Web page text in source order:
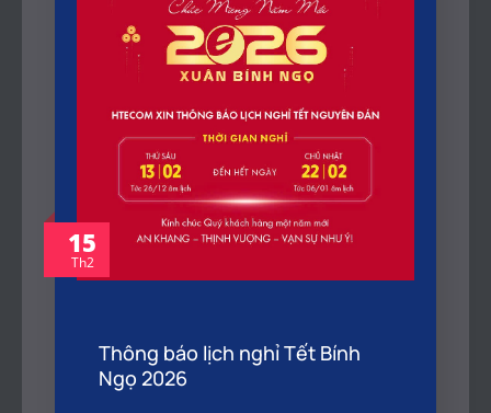
15
Th2
Thông báo lịch nghỉ Tết Bính
Ngọ 2026